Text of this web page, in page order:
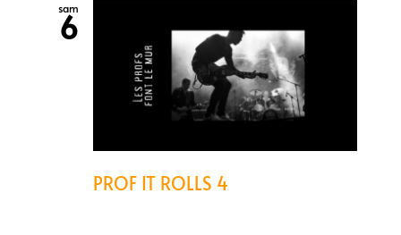
sam
6
PROF IT ROLLS 4